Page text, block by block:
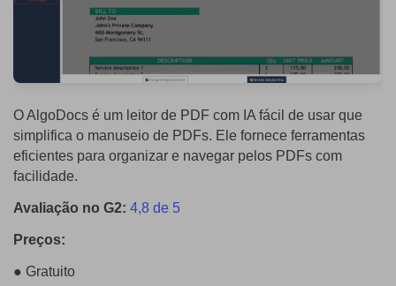
O AlgoDocs é um leitor de PDF com IA fácil de usar que
simplifica o manuseio de PDFs. Ele fornece ferramentas
eficientes para organizar e navegar pelos PDFs com
facilidade.
Avaliação no G2: 4,8 de 5
Preços:
● Gratuito